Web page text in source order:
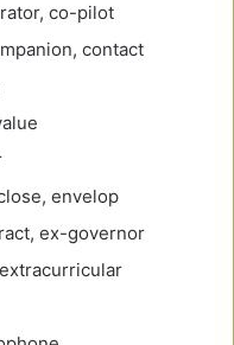
co-pilot
contact
envelop
ex-governor